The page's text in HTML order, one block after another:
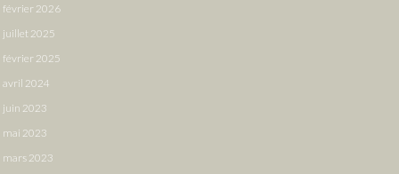
février 2026
juillet 2025
février 2025
avril 2024
juin 2023
mai 2023
mars 2023